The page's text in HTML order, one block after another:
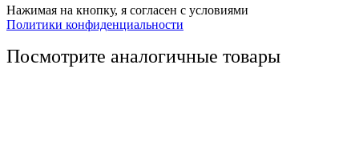
Нажимая на кнопку, я согласен с условиями
Политики конфиденциальности
Посмотрите аналогичные товары